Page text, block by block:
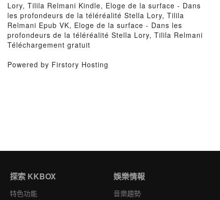
Lory, Tilila Relmani Kindle, Eloge de la surface - Dans
les profondeurs de la téléréalité Stella Lory, Tilila
Relmani Epub VK, Eloge de la surface - Dans les
profondeurs de la téléréalité Stella Lory, Tilila Relmani
Téléchargement gratuit
Powered by Firstory Hosting
探索 KKBOX
特色功能
娛樂情報
音樂趨勢